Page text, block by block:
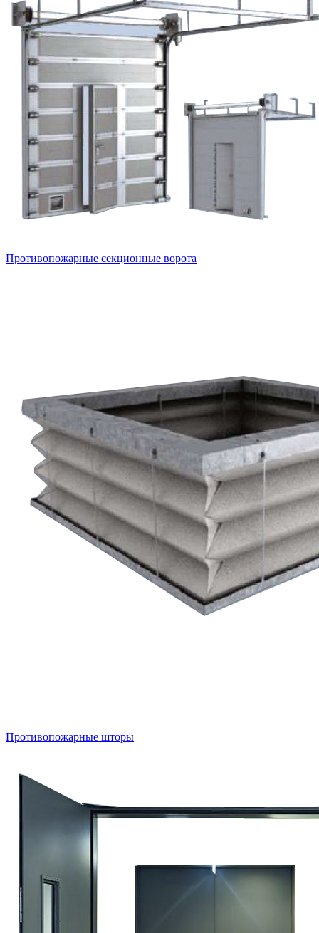
Противопожарные секционные ворота
Противопожарные шторы